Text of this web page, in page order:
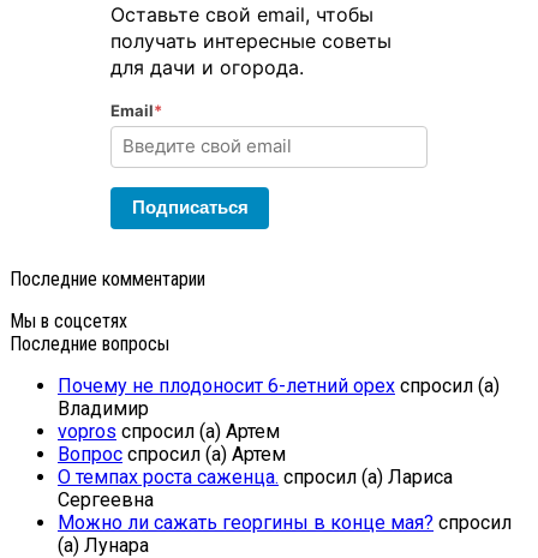
Оставьте свой email, чтобы
получать интересные советы
для дачи и огорода.
Email*
Подписаться
Последние комментарии
Мы в соцсетях
Последние вопросы
Почему не плодоносит 6-летний орех спросил (а)
Владимир
vopros спросил (а) Артем
Вопрос спросил (а) Артем
О темпах роста саженца. спросил (а) Лариса
Сергеевна
Можно ли сажать георгины в конце мая? спросил
(а) Лунара